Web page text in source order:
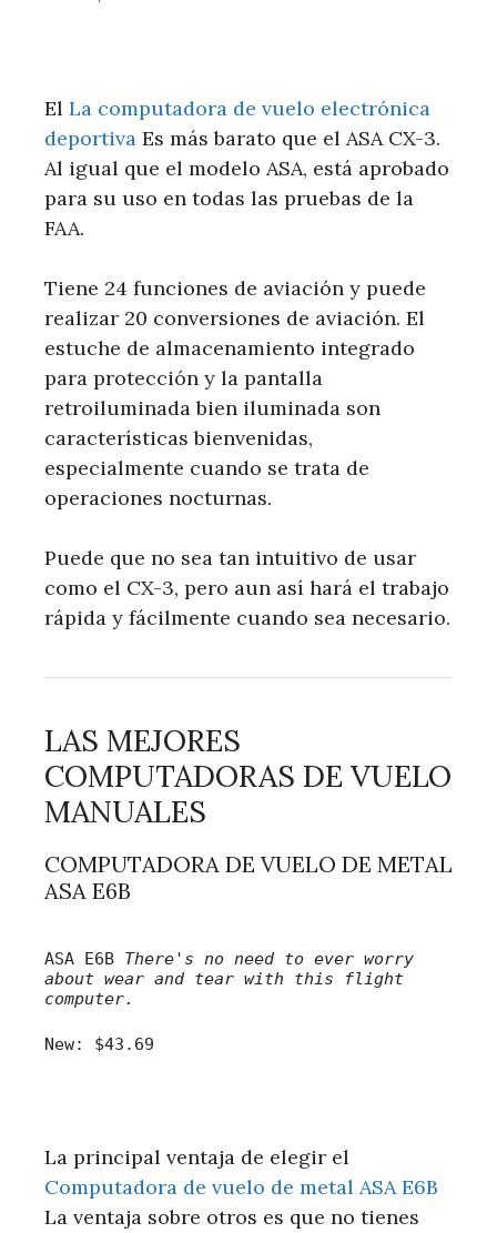
El La computadora de vuelo electrónica
deportiva Es más barato que el ASA CX-3.
Al igual que el modelo ASA, está aprobado
para su uso en todas las pruebas de la
FAA.
Tiene 24 funciones de aviación y puede
realizar 20 conversiones de aviación. El
estuche de almacenamiento integrado
para protección y la pantalla
retroiluminada bien iluminada son
características bienvenidas,
especialmente cuando se trata de
operaciones nocturnas.
Puede que no sea tan intuitivo de usar
como el CX-3, pero aun así hará el trabajo
rápida y fácilmente cuando sea necesario.
LAS MEJORES
COMPUTADORAS DE VUELO
MANUALES
COMPUTADORA DE VUELO DE METAL
ASA E6B
ASA E6B There's no need to ever worry
about wear and tear with this flight
computer.
New: $43.69
La principal ventaja de elegir el
Computadora de vuelo de metal ASA E6B
La ventaja sobre otros es que no tienes